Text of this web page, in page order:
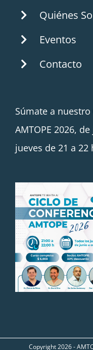
Quiénes
Eventos
Contacto
Súmate a
AMTOPE 2026,
jueves de 21 a 22
Copyright2026 -